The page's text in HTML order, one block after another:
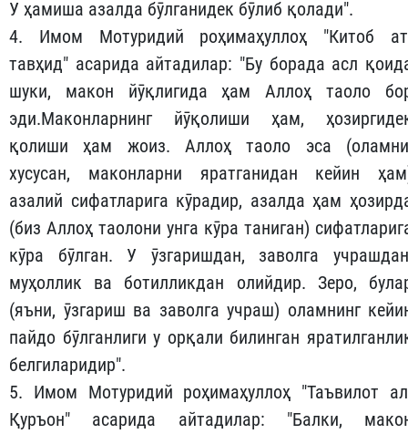
У ҳамиша азалда бӯлганидек бӯлиб қолади".
4. Имом Мотуридий роҳимаҳуллоҳ "Китоб
тавҳид" асарида айтадилар: "Бу борада асл
шуки, макон йӯқлигида ҳам Аллоҳ таоло
эди.Маконларнинг йӯқолиши ҳам,
қолиши ҳам жоиз. Аллоҳ таоло эса
хусусан, маконларни яратганидан кейин
азалий сифатларига кӯрадир, азалда ҳам
(биз Аллоҳ таолони унга кӯра таниган)
кӯра бӯлган. У ӯзгаришдан, заволга
муҳоллик ва ботилликдан олийдир. Зеро,
(яъни, ӯзгариш ва заволга учраш) оламнинг
пайдо бӯлганлиги у орқали билинган
белгиларидир".
5. Имом Мотуридий роҳимаҳуллоҳ "Таъвилот
Қуръон" асарида айтадилар: "Балки,